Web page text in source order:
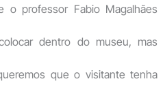
o professor Fabio Magalhães
dentro do museu, mas
que o visitante tenha